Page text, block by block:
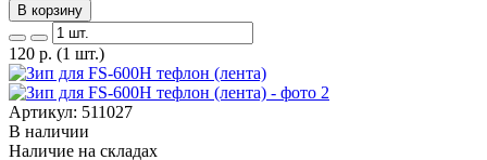
В корзину
120 р. (1 шт.)
Артикул: 511027
В наличии
Наличие на складах